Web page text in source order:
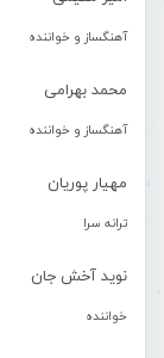
آهنگساز و خواننده
محمد بهرامی
آهنگساز و خواننده
مهیار پوریان
ترانه سرا
نوید آخش جان
خواننده